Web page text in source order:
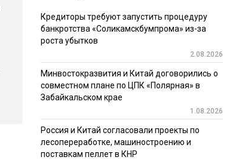
Кредиторы требуют запустить процедуру
банкротства «Соликамскбумпрома» из-за
роста убытков
2.08.2026
Минвостокразвития и Китай договорились о
совместном плане по ЦПК «Полярная» в
Забайкальском крае
1.08.2026
Россия и Китай согласовали проекты по
лесопереработке, машиностроению и
поставкам пеллет в КНР